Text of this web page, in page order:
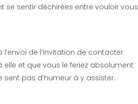
se sentir déchirées entre vouloir vous
de l’invitation de contacter
et que vous le feriez absolument
pas d’humeur à y assister.